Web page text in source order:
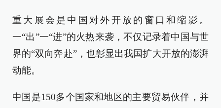
重大展会是中国对外开放的窗口和缩影。
一“出”一“进”的火热来袭，不仅记录着中国与世
界的“双向奔赴”，也彰显出我国扩大开放的澎湃
动能。
中国是150多个国家和地区的主要贸易伙伴，并